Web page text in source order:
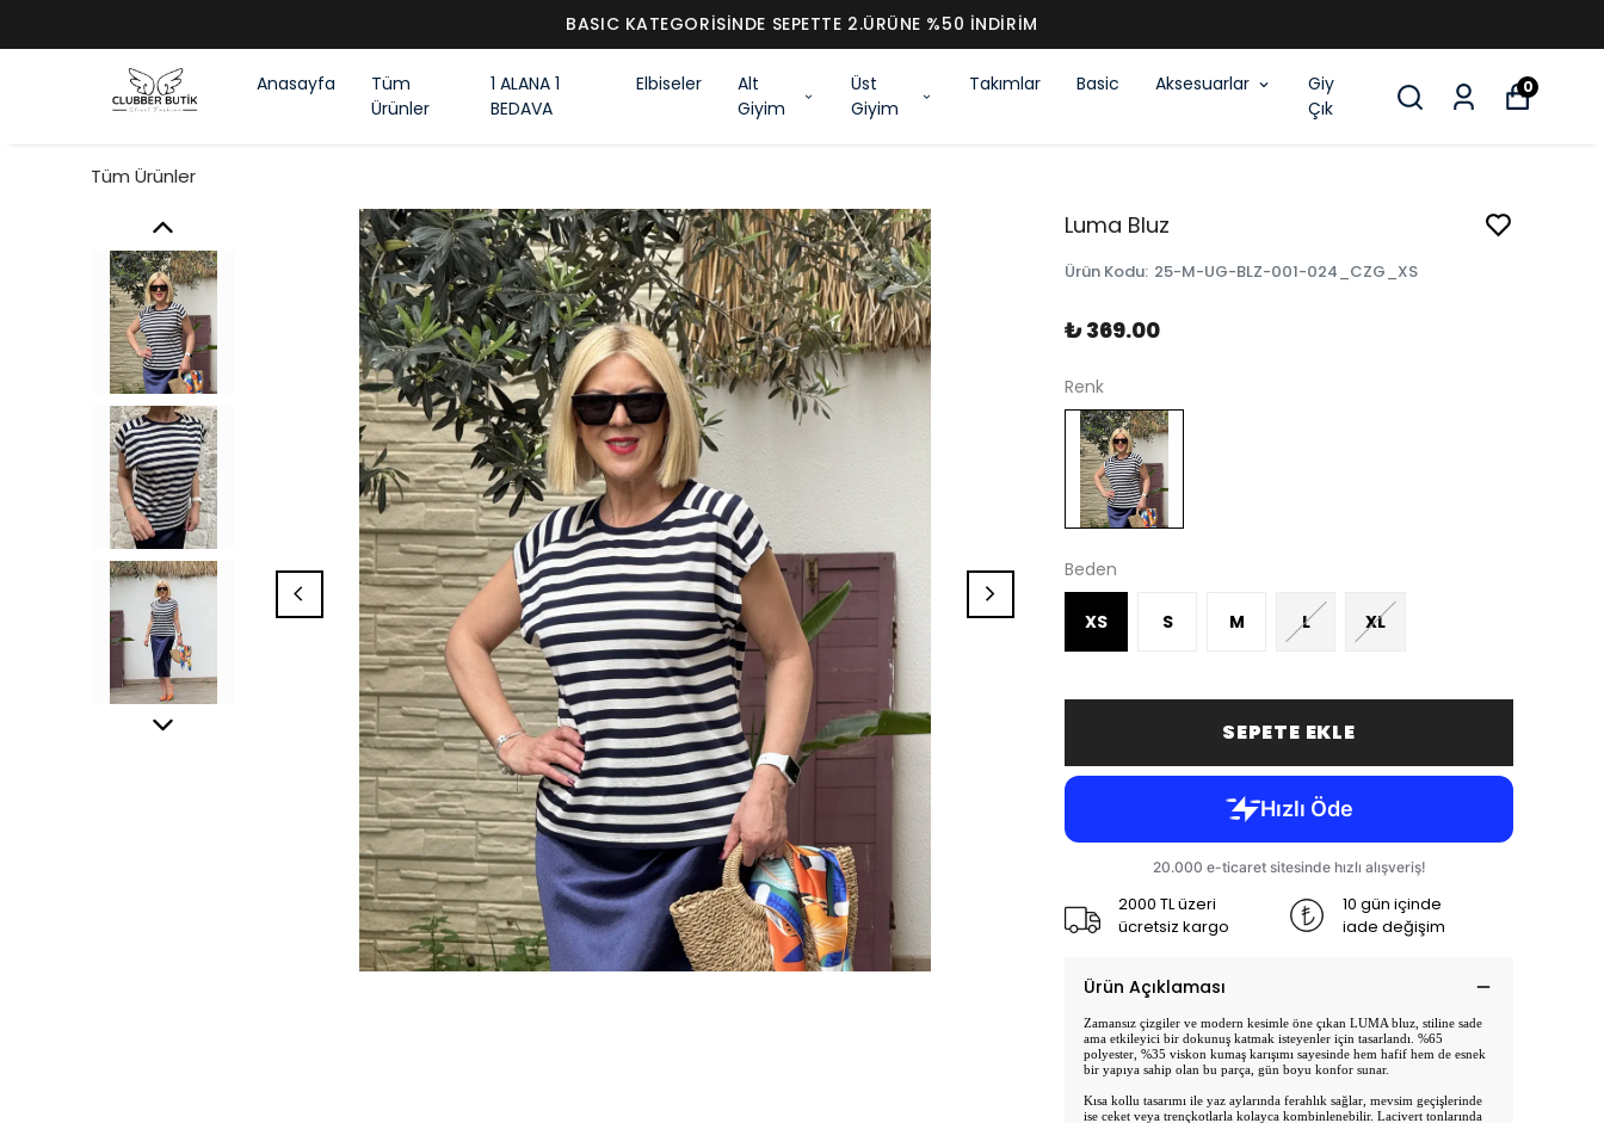
BASIC KATEGORİSİNDE SEPETTE 2.ÜRÜNE %50 İNDİRİM
Anasayfa
Tüm
Ürünler
1 ALANA 1
BEDAVA
Elbiseler
Alt
Giyim
Üst
Giyim
Takımlar Basic Aksesuarlar
Giy
Çık
0
Tüm Ürünler
Luma Bluz
Ürün Kodu: 25-M-UG-BLZ-001-024_CZG_XS
₺ 369.00
Renk
Beden
XS S M L XL
SEPETE EKLE
2000 TL üzeri
ücretsiz kargo
10 gün içinde
iade değişim
Ürün Açıklaması
Zamansız çizgiler ve modern kesimle öne çıkan LUMA bluz, stiline sade
ama etkileyici bir dokunuş katmak isteyenler için tasarlandı. %65
polyester, %35 viskon kumaş karışımı sayesinde hem hafif hem de esnek
bir yapıya sahip olan bu parça, gün boyu konfor sunar.
Kısa kollu tasarımı ile yaz aylarında ferahlık sağlar, mevsim geçişlerinde
ise ceket veya trençkotlarla kolayca kombinlenebilir. Lacivert tonlarında